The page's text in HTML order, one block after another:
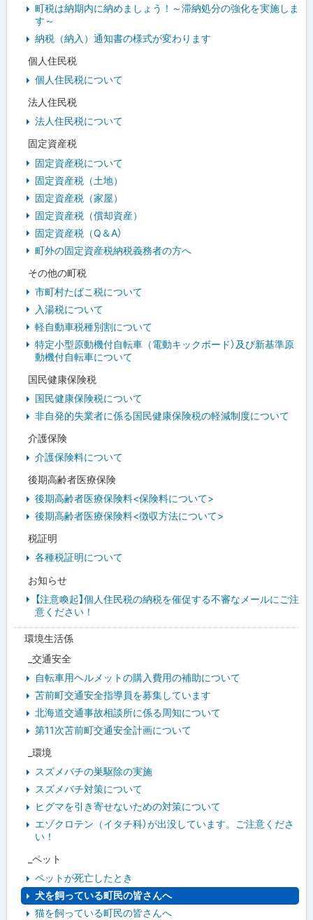
町税は納期内に納めましょう！～滞納処分の強化を実施しま
す～
納税（納入）通知書の様式が変わります
個人住民税
個人住民税について
法人住民税
法人住民税について
固定資産税
固定資産税について
固定資産税（土地）
固定資産税（家屋）
固定資産税（償却資産）
固定資産税（Q＆A）
町外の固定資産税納税義務者の方へ
その他の町税
市町村たばこ税について
入湯税について
軽自動車税種別割について
特定小型原動機付自転車（電動キックボード）及び新基準原
動機付自転車について
国民健康保険税
国民健康保険税について
非自発的失業者に係る国民健康保険税の軽減制度について
介護保険
介護保険料について
後期高齢者医療保険
後期高齢者医療保険料<保険料について>
後期高齢者医療保険料<徴収方法について>
税証明
各種税証明について
お知らせ
【注意喚起】個人住民税の納税を催促する不審なメールにご注
意ください！
環境生活係
_交通安全
自転車用ヘルメットの購入費用の補助について
苫前町交通安全指導員を募集しています
北海道交通事故相談所に係る周知について
第11次苫前町交通安全計画について
_環境
スズメバチの巣駆除の実施
スズメバチ対策について
ヒグマを引き寄せないための対策について
エゾクロテン（イタチ科）が出没しています。ご注意くださ
い！
_ペット
ペットが死亡したとき
犬を飼っている町民の皆さんへ
猫を飼っている町民の皆さんへ